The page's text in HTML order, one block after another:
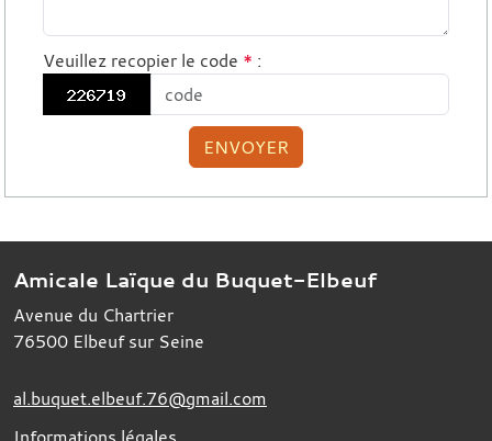
Veuillez recopier le code * :
ENVOYER
Amicale Laïque du Buquet-Elbeuf
Avenue du Chartrier
76500 Elbeuf sur Seine
al.buquet.elbeuf.76@gmail.com
Informations légales